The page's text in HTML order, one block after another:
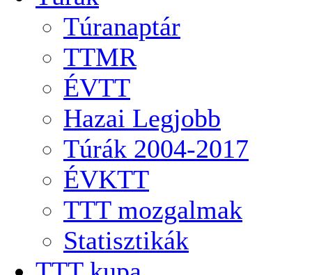
Túranaptár
TTMR
ÉVTT
Hazai Legjobb
Túrák 2004-2017
ÉVKTT
TTT mozgalmak
Statisztikák